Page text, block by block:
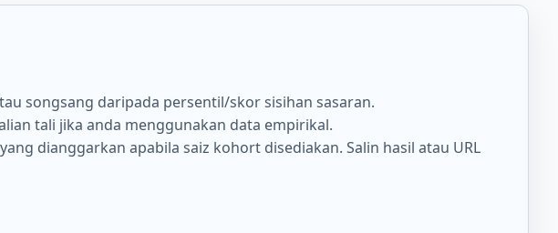
songsang daripada persentil/skor sisihan sasaran.
tali jika anda menggunakan data empirikal.
dianggarkan apabila saiz kohort disediakan. Salin hasil atau URL